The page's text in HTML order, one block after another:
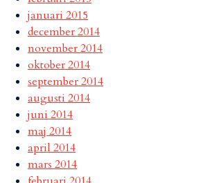
januari 2015
december 2014
november 2014
oktober 2014
september 2014
augusti 2014
juni 2014
maj 2014
april 2014
mars 2014